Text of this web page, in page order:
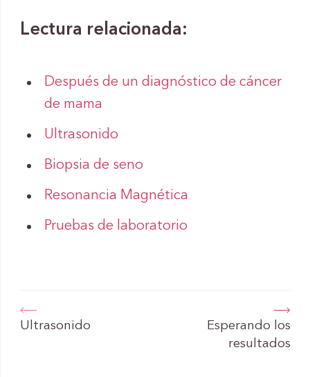
Lectura relacionada:
Después de un diagnóstico de cáncer
de mama
Ultrasonido
Biopsia de seno
Resonancia Magnética
Pruebas de laboratorio
Ultrasonido
Esperando los
resultados